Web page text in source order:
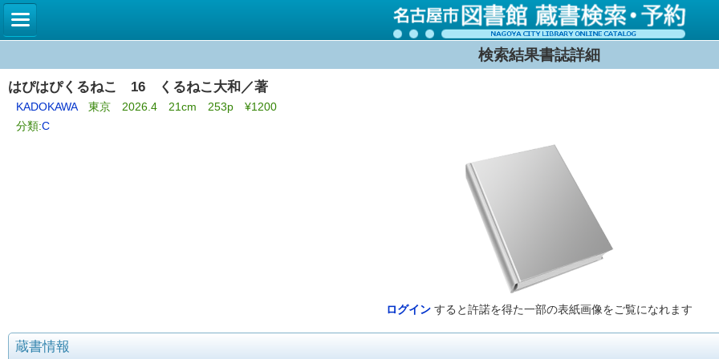
検索結果書誌詳細
はぴはぴくるねこ 16 くるねこ大和／著
KADOKAWA東京 2026.4 21cm 253p ¥1200
分類:C
ログイン すると許諾を得た一部の表紙画像をご覧になれます
蔵書情報